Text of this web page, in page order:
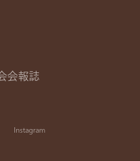
会報誌
Instagram